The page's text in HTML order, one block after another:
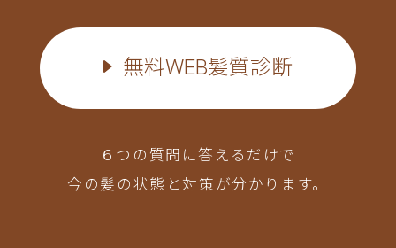
無料WEB髪質診断
６つの質問に答えるだけで
今の髪の状態と対策が分かります。